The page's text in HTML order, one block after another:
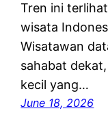
Tren ini
wisata
Wisatawan
sahabat
kecil yang…
June 18, 2026